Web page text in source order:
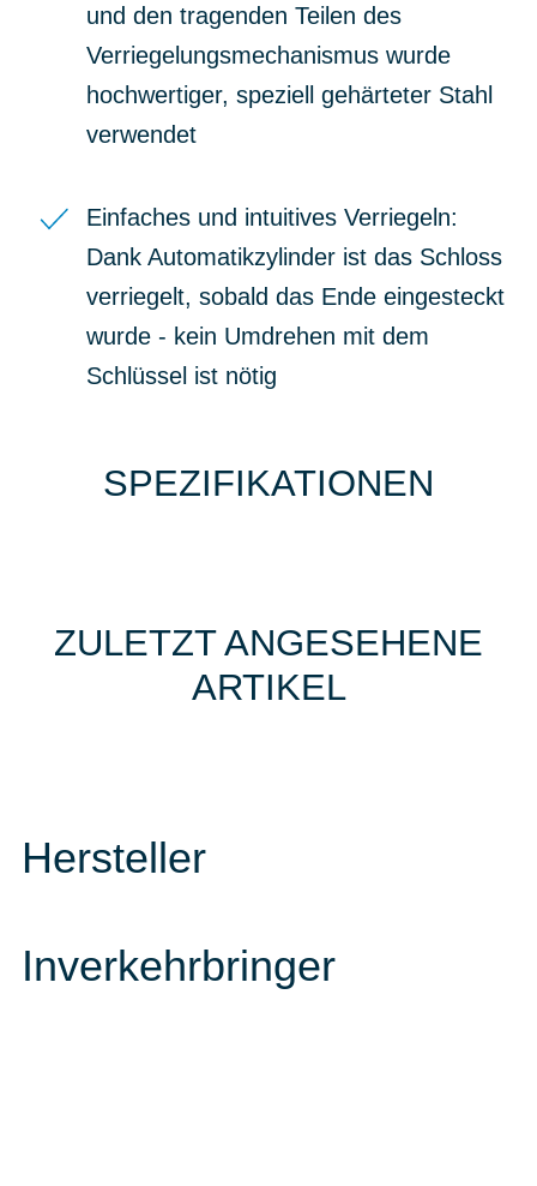
und den tragenden Teilen des
Verriegelungsmechanismus wurde
hochwertiger, speziell gehärteter Stahl
verwendet
Einfaches und intuitives Verriegeln:
Dank Automatikzylinder ist das Schloss
verriegelt, sobald das Ende eingesteckt
wurde - kein Umdrehen mit dem
Schlüssel ist nötig
SPEZIFIKATIONEN
ZULETZT ANGESEHENE
ARTIKEL
Hersteller
Inverkehrbringer